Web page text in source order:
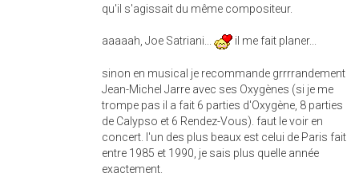
qu'il s'agissait du même compositeur.
aaaaah, Joe Satriani... il me fait planer...
sinon en musical je recommande grrrrandement
Jean-Michel Jarre avec ses Oxygènes (si je me
trompe pas il a fait 6 parties d'Oxygène, 8 parties
de Calypso et 6 Rendez-Vous). faut le voir en
concert. l'un des plus beaux est celui de Paris fait
entre 1985 et 1990, je sais plus quelle année
exactement.